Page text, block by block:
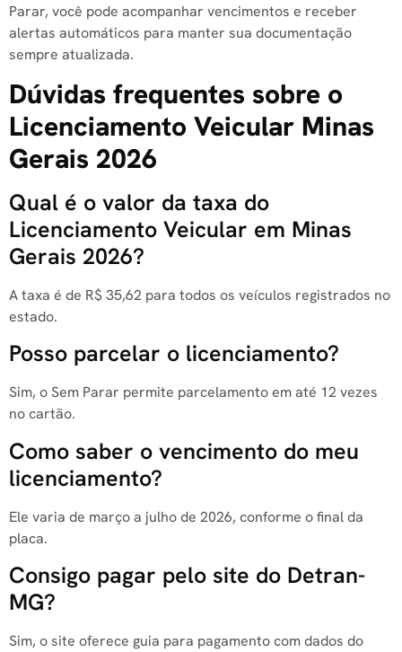
Parar, você pode acompanhar vencimentos e receber
alertas automáticos para manter sua documentação
sempre atualizada.
Dúvidas frequentes sobre o
Licenciamento Veicular Minas
Gerais 2026
Qual é o valor da taxa do
Licenciamento Veicular em Minas
Gerais 2026?
A taxa é de R$ 35,62 para todos os veículos registrados no
estado.
Posso parcelar o licenciamento?
Sim, o Sem Parar permite parcelamento em até 12 vezes
no cartão.
Como saber o vencimento do meu
licenciamento?
Ele varia de março a julho de 2026, conforme o final da
placa.
Consigo pagar pelo site do Detran-
MG?
Sim, o site oferece guia para pagamento com dados do